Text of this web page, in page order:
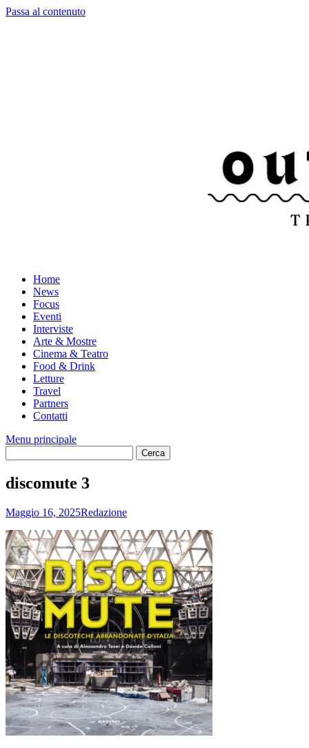
Passa al contenuto
Home
News
Focus
Eventi
Interviste
Arte & Mostre
Cinema & Teatro
Food & Drink
Letture
Travel
Partners
Contatti
Menu principale
discomute 3
Maggio 16, 2025Redazione